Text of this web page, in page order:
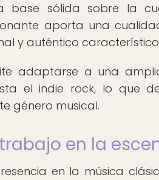
base sólida sobre la
aporta una
y auténtico característico
adaptarse a una
el indie rock, lo que
género musical.
en la
en la música